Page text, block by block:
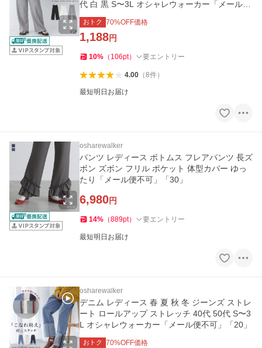
代 白 黒 S〜3L オシャレウォーカー「メール便
不可」「20」
おトク 70%OFF価格
1,188円
10% （ 106pt） 要エントリー
4.00（8件）
最短明日お届け
osharewalker
パンツ レディース ボトムス フレアパンツ 長ズ
ボン ズボン フリル ポケット 体型カバー ゆっ
たり「メール便不可」「30」
6,980円
14% （889pt） 要エントリー
最短明日お届け
osharewalker
デニム レディース 春 夏 秋 冬 ジーンズ ストレ
ート ロールアップ ストレッチ 40代 50代 S〜3
L オシャレウォーカー「メール便不可」「20」
おトク 70%OFF価格